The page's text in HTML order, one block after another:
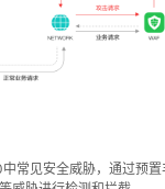
常见安全威胁，通过预